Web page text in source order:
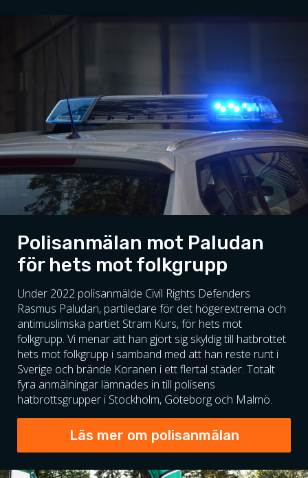
Polisanmälan mot Paludan
för hets mot folkgrupp
Under 2022 polisanmälde Civil Rights Defenders
Rasmus Paludan, partiledare för det högerextrema och
antimuslimska partiet Stram Kurs, för hets mot
folkgrupp. Vi menar att han gjort sig skyldig till hatbrottet
hets mot folkgrupp i samband med att han reste runt i
Sverige och brände Koranen i ett flertal städer. Totalt
fyra anmälningar lämnades in till polisens
hatbrottsgrupper i Stockholm, Göteborg och Malmö.
Läs mer om polisanmälan